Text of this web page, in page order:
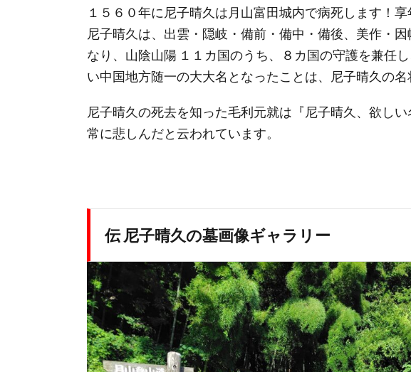
１５６０年に尼子晴久は月山富田城内で病死します！
尼子晴久は、出雲・隠岐・備前・備中・備後、美作・
なり、山陰山陽 １１カ国のうち、８カ国の守護を兼任
い中国地方随一の大大名となったことは、尼子晴久の名
尼子晴久の死去を知った毛利元就は『尼子晴久、欲し
常に悲しんだと云われています。
伝 尼子晴久の墓画像ギャラリー